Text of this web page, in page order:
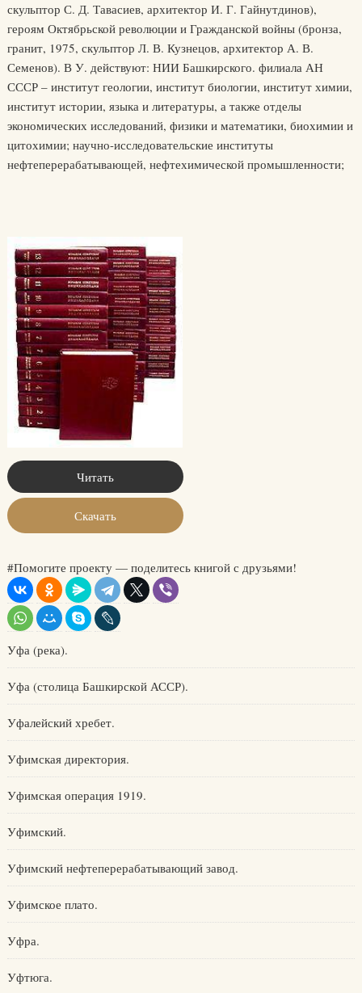
скульптор С. Д. Тавасиев, архитектор И. Г. Гайнутдинов),
героям Октябрьской революции и Гражданской войны (бронза,
гранит, 1975, скульптор Л. В. Кузнецов, архитектор А. В.
Семенов). В У. действуют: НИИ Башкирского. филиала АН
СССР – институт геологии, институт биологии, институт химии,
институт истории, языка и литературы, а также отделы
экономических исследований, физики и математики, биохимии и
цитохимии; научно-исследовательские институты
нефтеперерабатывающей, нефтехимической промышленности;
Читать
Скачать
#Помогите проекту — поделитесь книгой с друзьями!
Уфа (река).
Уфа (столица Башкирской АССР).
Уфалейский хребет.
Уфимская директория.
Уфимская операция 1919.
Уфимский.
Уфимский нефтеперерабатывающий завод.
Уфимское плато.
Уфра.
Уфтюга.